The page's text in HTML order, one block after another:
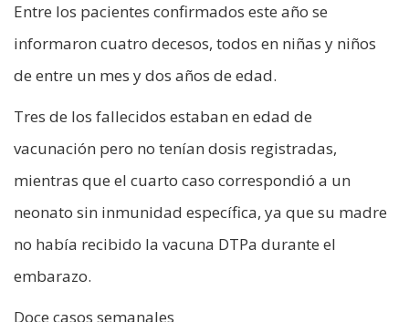
Entre los pacientes confirmados este año se
informaron cuatro decesos, todos en niñas y niños
de entre un mes y dos años de edad.
Tres de los fallecidos estaban en edad de
vacunación pero no tenían dosis registradas,
mientras que el cuarto caso correspondió a un
neonato sin inmunidad específica, ya que su madre
no había recibido la vacuna DTPa durante el
embarazo.
Doce casos semanales